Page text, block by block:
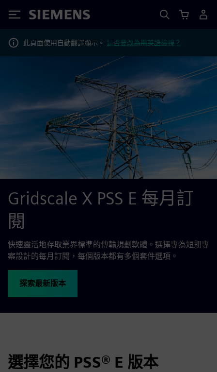
Siemens
此頁面使用自動翻譯顯示。 是否要改為用英語檢視？
Gridscale X PSS E 每月訂
閱
快速靈活地存取業界標準的傳輸規劃軟體。選擇專為短期專
案設計的每月訂閱，每個版本都有多個套件選項。
探索最新版本
選擇您的 PSS® E 版本